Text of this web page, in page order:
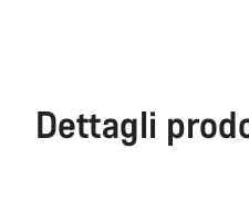
Dettagli